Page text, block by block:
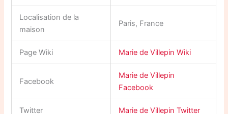
Localisation de la
maison
Paris, France
Page Wiki Marie de Villepin Wiki
Facebook
Marie de Villepin
Facebook
Twitter Marie de Villepin Twitter